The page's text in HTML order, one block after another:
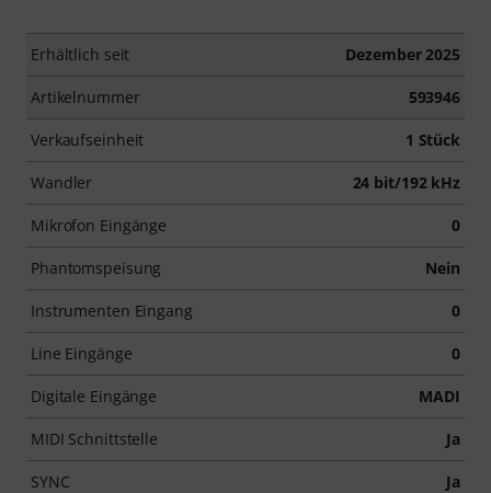
Erhältlich seit Dezember 2025
Artikelnummer 593946
Verkaufseinheit 1 Stück
Wandler 24 bit/192 kHz
Mikrofon Eingänge 0
Phantomspeisung Nein
Instrumenten Eingang 0
Line Eingänge 0
Digitale Eingänge MADI
MIDI Schnittstelle Ja
SYNC Ja